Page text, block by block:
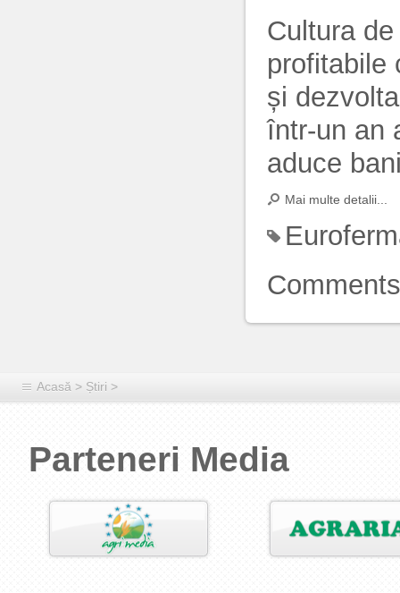
Cultura
profitabile
și
într-un an
aduce
Mai multe detalii...
Comments
Acasă > Știri >
Parteneri Media